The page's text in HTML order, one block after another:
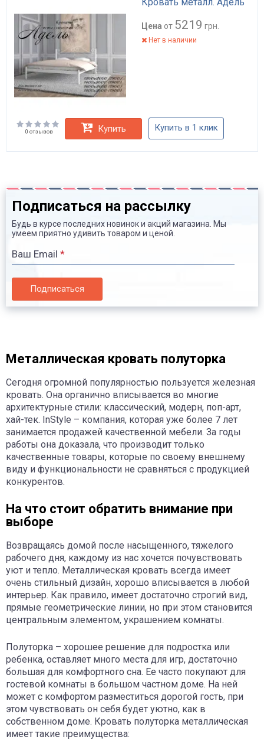
Цена от 5219 грн.
Нет в наличии
0 отзывов Купить Купить в 1 клик
Подписаться на рассылку
Будь в курсе последних новинок и акций магазина. Мы
умеем приятно удивить товаром и ценой.
Ваш Email *
Подписаться
Металлическая кровать полуторка
Сегодня огромной популярностью пользуется железная
кровать. Она органично вписывается во многие
архитектурные стили: классический, модерн, поп-арт,
хай-тек. InStyle – компания, которая уже более 7 лет
занимается продажей качественной мебели. За годы
работы она доказала, что производит только
качественные товары, которые по своему внешнему
виду и функциональности не сравняться с продукцией
конкурентов.
На что стоит обратить внимание при
выборе
Возвращаясь домой после насыщенного, тяжелого
рабочего дня, каждому из нас хочется почувствовать
уют и тепло. Металлическая кровать всегда имеет
очень стильный дизайн, хорошо вписывается в любой
интерьер. Как правило, имеет достаточно строгий вид,
прямые геометрические линии, но при этом становится
центральным элементом, украшением комнаты.
Полуторка – хорошее решение для подростка или
ребенка, оставляет много места для игр, достаточно
большая для комфортного сна. Ее часто покупают для
гостевой комнаты в большом частном доме. На ней
может с комфортом разместиться дорогой гость, при
этом чувствовать он себя будет уютно, как в
собственном доме. Кровать полуторка металлическая
имеет такие преимущества: